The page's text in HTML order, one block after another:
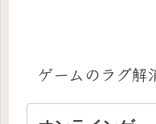
ゲームのラグ解